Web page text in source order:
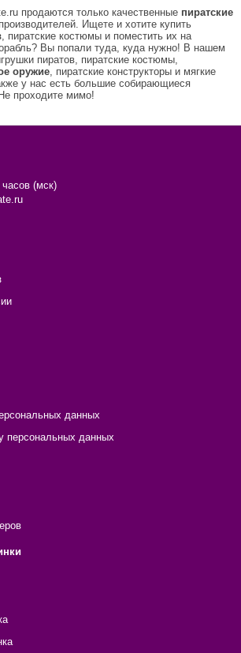
продаются только качественные пиратские
Ищете и хотите купить
, пиратские костюмы и поместить их на
Вы попали туда, куда нужно! В нашем
пиратов, пиратские костюмы,
оружие, пиратские конструкторы и мягкие
у нас есть большие собирающиеся
проходите мимо!
(мск)
данных
персональных данных